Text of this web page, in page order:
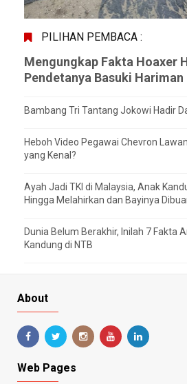
PILIHAN PEMBACA :
Mengungkap Fakta Hoaxer
Pendetanya Basuki Hariman
Bambang Tri Tantang Jokowi Hadir
Heboh Video Pegawai Chevron
yang Kenal?
Ayah Jadi TKI di Malaysia, Anak
Hingga Melahirkan dan Bayinya
Dunia Belum Berakhir, Inilah 7 Fakta
Kandung di NTB
About
Web Pages